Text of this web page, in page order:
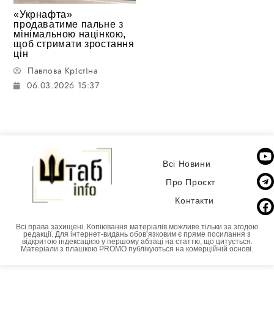
«Укрнафта»
продаватиме пальне з
мінімальною націнкою,
щоб стримати зростання
цін
Павлова Крістіна
06.03.2026 15:37
Всі Новини
Про Проєкт
Контакти
Всі права захищені. Копіювання матеріалів можливе тільки за згодою
редакції. Для інтернет-видань обовʼязковим є пряме посилання з
відкритою індексацією у першому абзаці на статтю, що цитується.
Матеріали з плашкою PROMO публікуються на комерційній основі.